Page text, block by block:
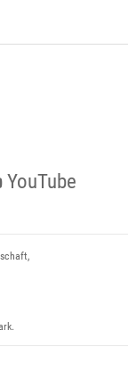
YouTube